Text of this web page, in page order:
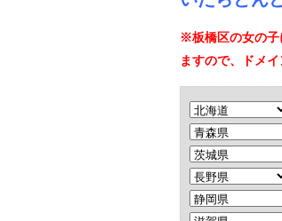
※板橋区の女の子
ますので、ドメ